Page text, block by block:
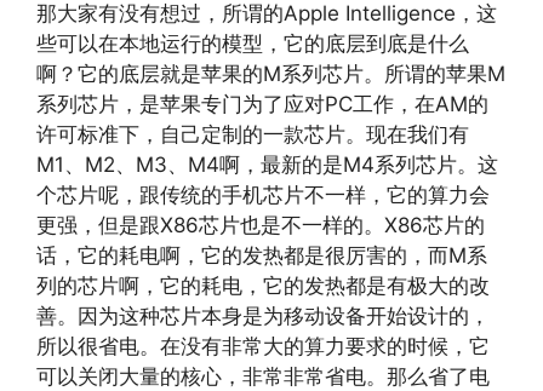
那大家有没有想过，所谓的Apple Intelligence，这
些可以在本地运行的模型，它的底层到底是什么
啊？它的底层就是苹果的M系列芯片。所谓的苹果M
系列芯片，是苹果专门为了应对PC工作，在AM的
许可标准下，自己定制的一款芯片。现在我们有
M1、M2、M3、M4啊，最新的是M4系列芯片。这
个芯片呢，跟传统的手机芯片不一样，它的算力会
更强，但是跟X86芯片也是不一样的。X86芯片的
话，它的耗电啊，它的发热都是很厉害的，而M系
列的芯片啊，它的耗电，它的发热都是有极大的改
善。因为这种芯片本身是为移动设备开始设计的，
所以很省电。在没有非常大的算力要求的时候，它
可以关闭大量的核心，非常非常省电。那么省了电